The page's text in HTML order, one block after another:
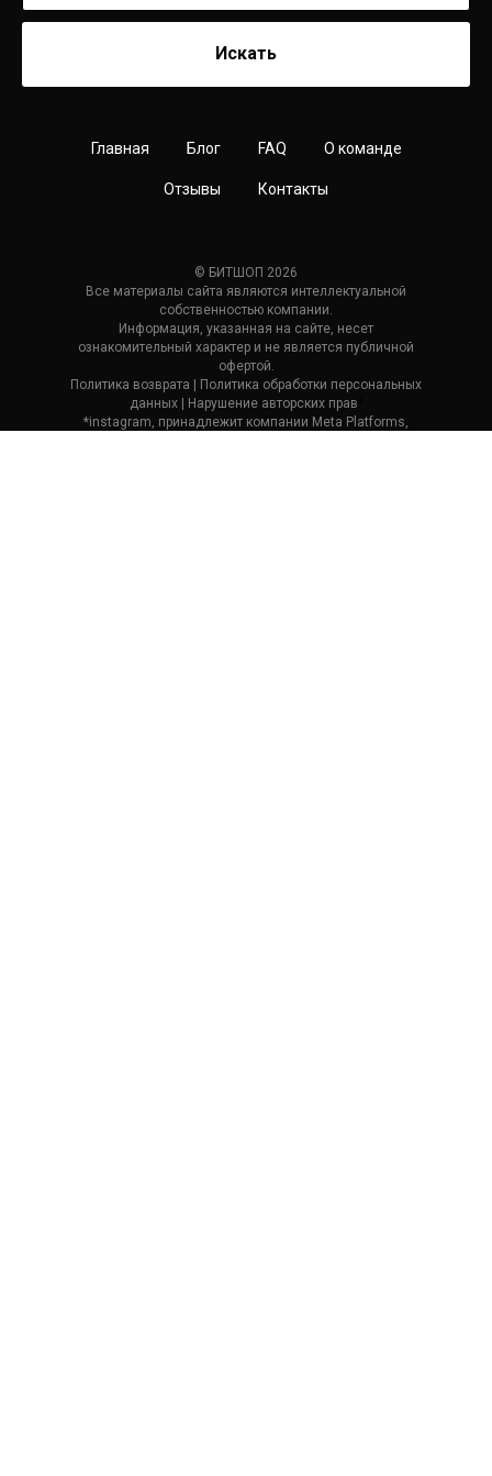
Искать
Главная Блог FAQ О команде
Отзывы Контакты
© БИТШОП 2026
Все материалы сайта являются интеллектуальной
собственностью компании.
Информация, указанная на сайте, несет
ознакомительный характер и не является публичной
офертой.
Политика возврата | Политика обработки персональных
данных | Нарушение авторских прав
*instagram, принадлежит компании Meta Platforms,